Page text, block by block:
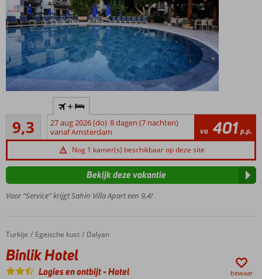
Gemoedelijke,
kleinschalige
accommodatie
Rustig
centrum
van Dalyan
op
loopafstand
bad &
sauna
appartementen
Gastvrij
9,3
Uitstekend
7
beoordelingen
+
27 aug 2026 (do) 8 dagen (7 nachten)
vanaf Amsterdam
va 401 p.p.
Nog 1 kamer(s) beschikbaar op deze site
Voor “Service” krijgt Sahin Villa Apart een 9,4!
Bekijk deze vakantie
Home
Turkije Egeische kust Dalyan
Binlik Hotel
Binlik Hotel
Logies en ontbijt-Hotel bewaar